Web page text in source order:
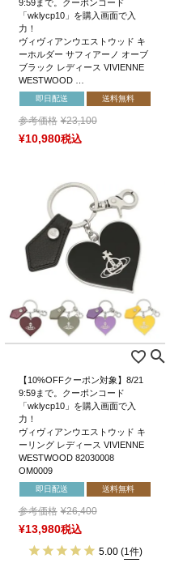
9:59まで。クーポンコード
「wklycp10」を購入画面で入
力！
ヴィヴィアンウエストウッド キ
ーホルダー サフィアーノ オーブ
ブラック レディース VIVIENNE
WESTWOOD …
即日配送 送料無料
参考価格 ¥23,100
¥10,980税込
【10%OFFクーポン対象】8/21
9:59まで。クーポンコード
「wklycp10」を購入画面で入
力！
ヴィヴィアンウエストウッド キ
ーリング レディース VIVIENNE
WESTWOOD 82030008
OM0009
即日配送 送料無料
参考価格 ¥26,400
¥13,980税込
5.00 (1件)